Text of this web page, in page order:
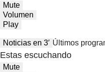
Mute
Volumen
Play
Noticias en 3′ Últimos
Estas escuchando
Mute